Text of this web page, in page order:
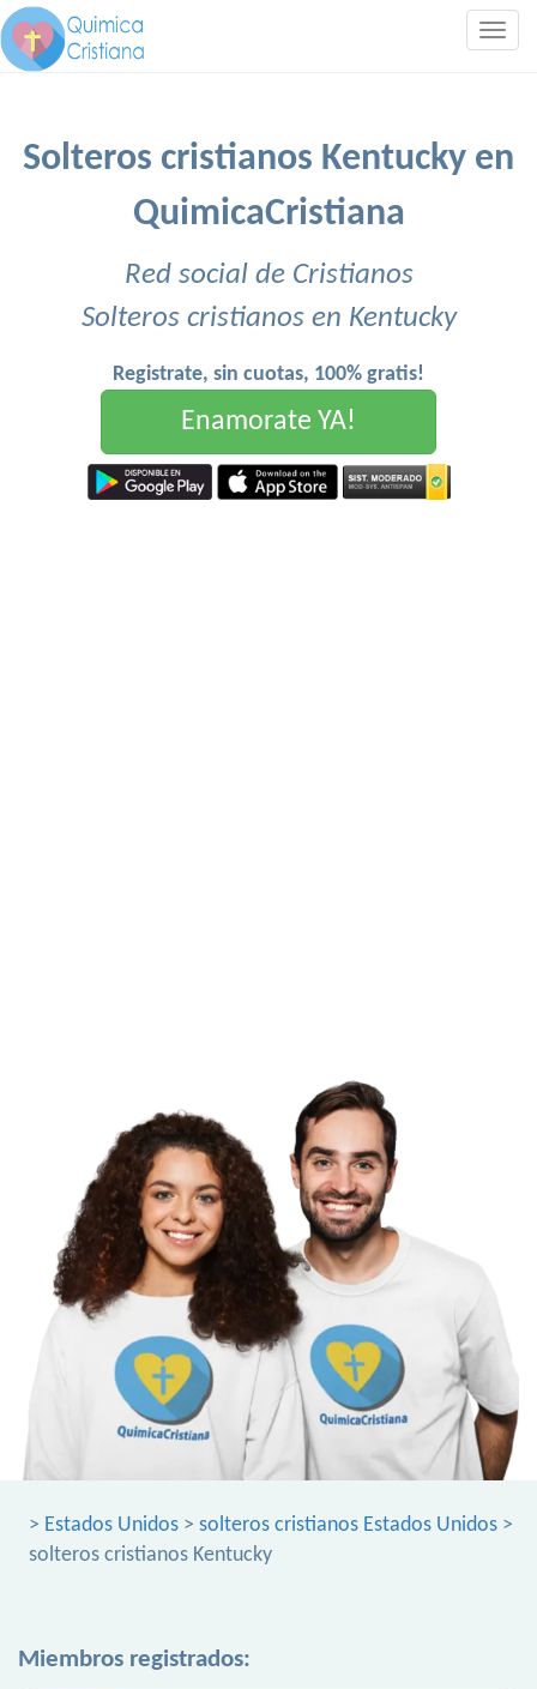
Solteros cristianos Kentucky en
QuimicaCristiana
Red social de Cristianos
Solteros cristianos en Kentucky
Registrate, sin cuotas, 100% gratis!
Enamorate YA!
> Estados Unidos > solteros cristianos Estados Unidos >
solteros cristianos Kentucky
Miembros registrados: